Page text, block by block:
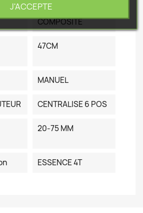
COMPOSITE
47CM
MANUEL
CENTRALISE 6 POS
20-75 MM
ESSENCE 4T
J'ACCEPTE